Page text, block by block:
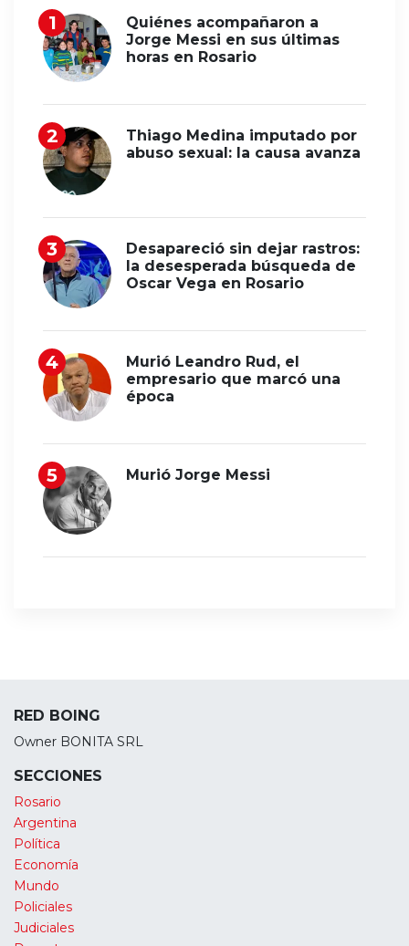
Quiénes acompañaron a
Jorge Messi en sus últimas
horas en Rosario
Thiago Medina imputado por
abuso sexual: la causa avanza
Desapareció sin dejar rastros:
la desesperada búsqueda de
Oscar Vega en Rosario
Murió Leandro Rud, el
empresario que marcó una
época
Murió Jorge Messi
RED BOING
Owner BONITA SRL
SECCIONES
Rosario
Argentina
Política
Economía
Mundo
Policiales
Judiciales